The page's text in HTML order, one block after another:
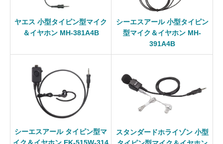
ヤエス 小型タイピン型マイク
＆イヤホン MH-381A4B
シーエスアール 小型タイピン
型マイク＆イヤホン MH-
391A4B
シーエスアール タイピン型マ
スタンダードホライゾン 小型